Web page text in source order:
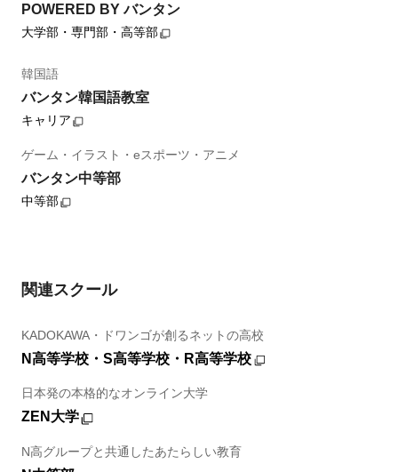
POWERED BY バンタン
大学部・専門部・高等部
韓国語
バンタン韓国語教室
キャリア
ゲーム・イラスト・eスポーツ・アニメ
バンタン中等部
中等部
関連スクール
KADOKAWA・ドワンゴが創るネットの高校
N高等学校・S高等学校・R高等学校
日本発の本格的なオンライン大学
ZEN大学
N高グループと共通したあたらしい教育